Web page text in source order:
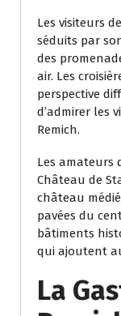
Les visiteurs
séduits par
des
air. Les
perspective
d’admirer les
Remich.
Les amateurs
Château de
château
pavées du
bâtiments
qui ajoutent
La